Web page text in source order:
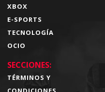
XBOX
E-SPORTS
TECNOLOGÍA
OCIO
SECCIONES:
TÉRMINOS Y